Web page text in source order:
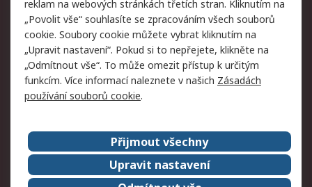
společnosti RS
Prohlášení o ochraně
údajů
Zabezpečení
elektronické pošty
Zásady pro soubory
cookie
Zásady ochrany
osobních údajů
Kontakt
O naší společnosti
RS Group
Kariéra
Ocenění
reklam na webových stránkách třetích stran. Kliknutím na
„Povolit vše“ souhlasíte se zpracováním všech souborů
cookie. Soubory cookie můžete vybrat kliknutím na
„Upravit nastavení“. Pokud si to nepřejete, klikněte na
„Odmítnout vše“. To může omezit přístup k určitým
funkcím. Více informací naleznete v našich Zásadách
používání souborů cookie.
Přijmout všechny
Upravit nastavení